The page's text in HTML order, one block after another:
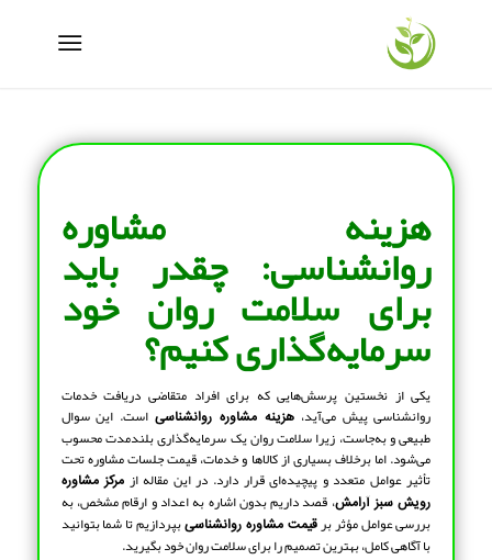
هزینه مشاوره
روانشناسی: چقدر باید
برای سلامت روان خود
سرمایه‌گذاری کنیم؟
یکی از نخستین پرسش‌هایی که برای افراد متقاضی دریافت خدمات
روانشناسی پیش می‌آید،هزینه مشاوره روانشناسیاست. این سوال
طبیعی و به‌جاست، زیرا سلامت روان یک سرمایه‌گذاری بلندمدت محسوب
می‌شود. اما برخلاف بسیاری از کالاها و خدمات، قیمت جلسات مشاوره تحت
تأثیر عوامل متعدد و پیچیده‌ای قرار دارد. در این مقاله از مرکز مشاوره
رویش سبز آرامش، قصد داریم بدون اشاره به اعداد و ارقام مشخص، به
بررسی عوامل مؤثر برقیمت مشاوره روانشناسیبپردازیم تا شما بتوانید
با آگاهی کامل، بهترین تصمیم را برای سلامت روان خود بگیرید.